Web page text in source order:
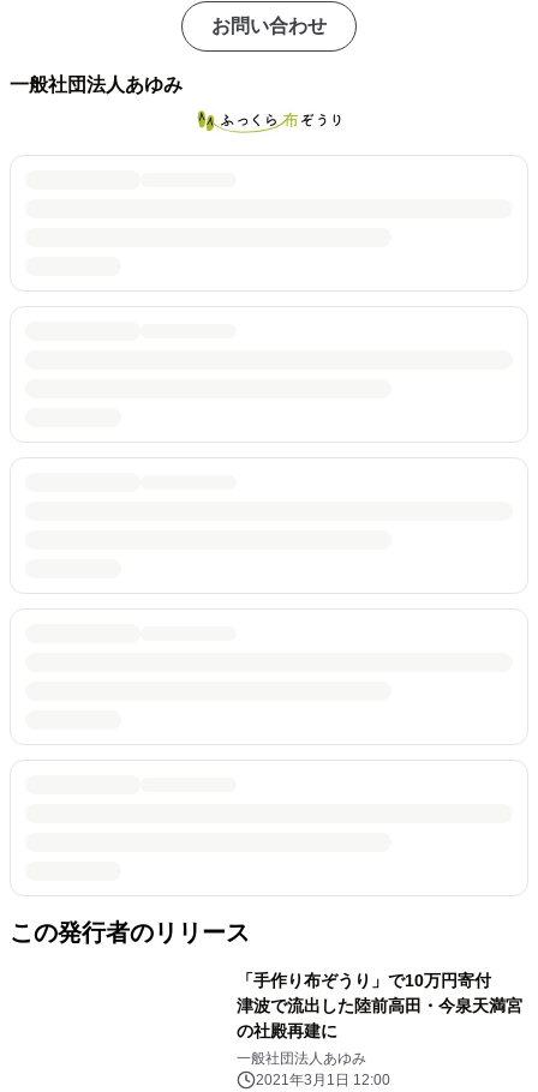
お問い合わせ
一般社団法人あゆみ
この発行者のリリース
「手作り布ぞうり」で10万円寄付
津波で流出した陸前高田・今泉天満宮
の社殿再建に
一般社団法人あゆみ
2021年3月1日 12:00